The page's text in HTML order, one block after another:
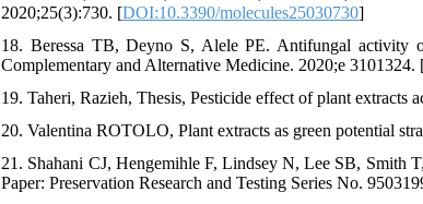
2020;25(3):730. [DOI:10.3390/molecules25030730]
18. Beressa TB, Deyno S, Alele PE. Antifungal activity
Complementary and Alternative Medicine. 2020;e 3101324.
19. Taheri, Razieh, Thesis, Pesticide effect of plant extracts
20. Valentina ROTOLO, Plant extracts as green potential
21. Shahani CJ, Hengemihle F, Lindsey N, Lee SB, Smith
Paper: Preservation Research and Testing Series No.